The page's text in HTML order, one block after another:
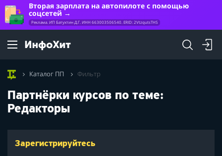
Вторая зарплата на автопилоте с помощью
соцсетей
Реклама. ИП Батухтин Д.Г. ИНН 663003506540. ERID: 2VtzqutsTHS
Каталог ПП Фильтр
Партнёрки курсов по теме:
Редакторы
Зарегистрируйтесь